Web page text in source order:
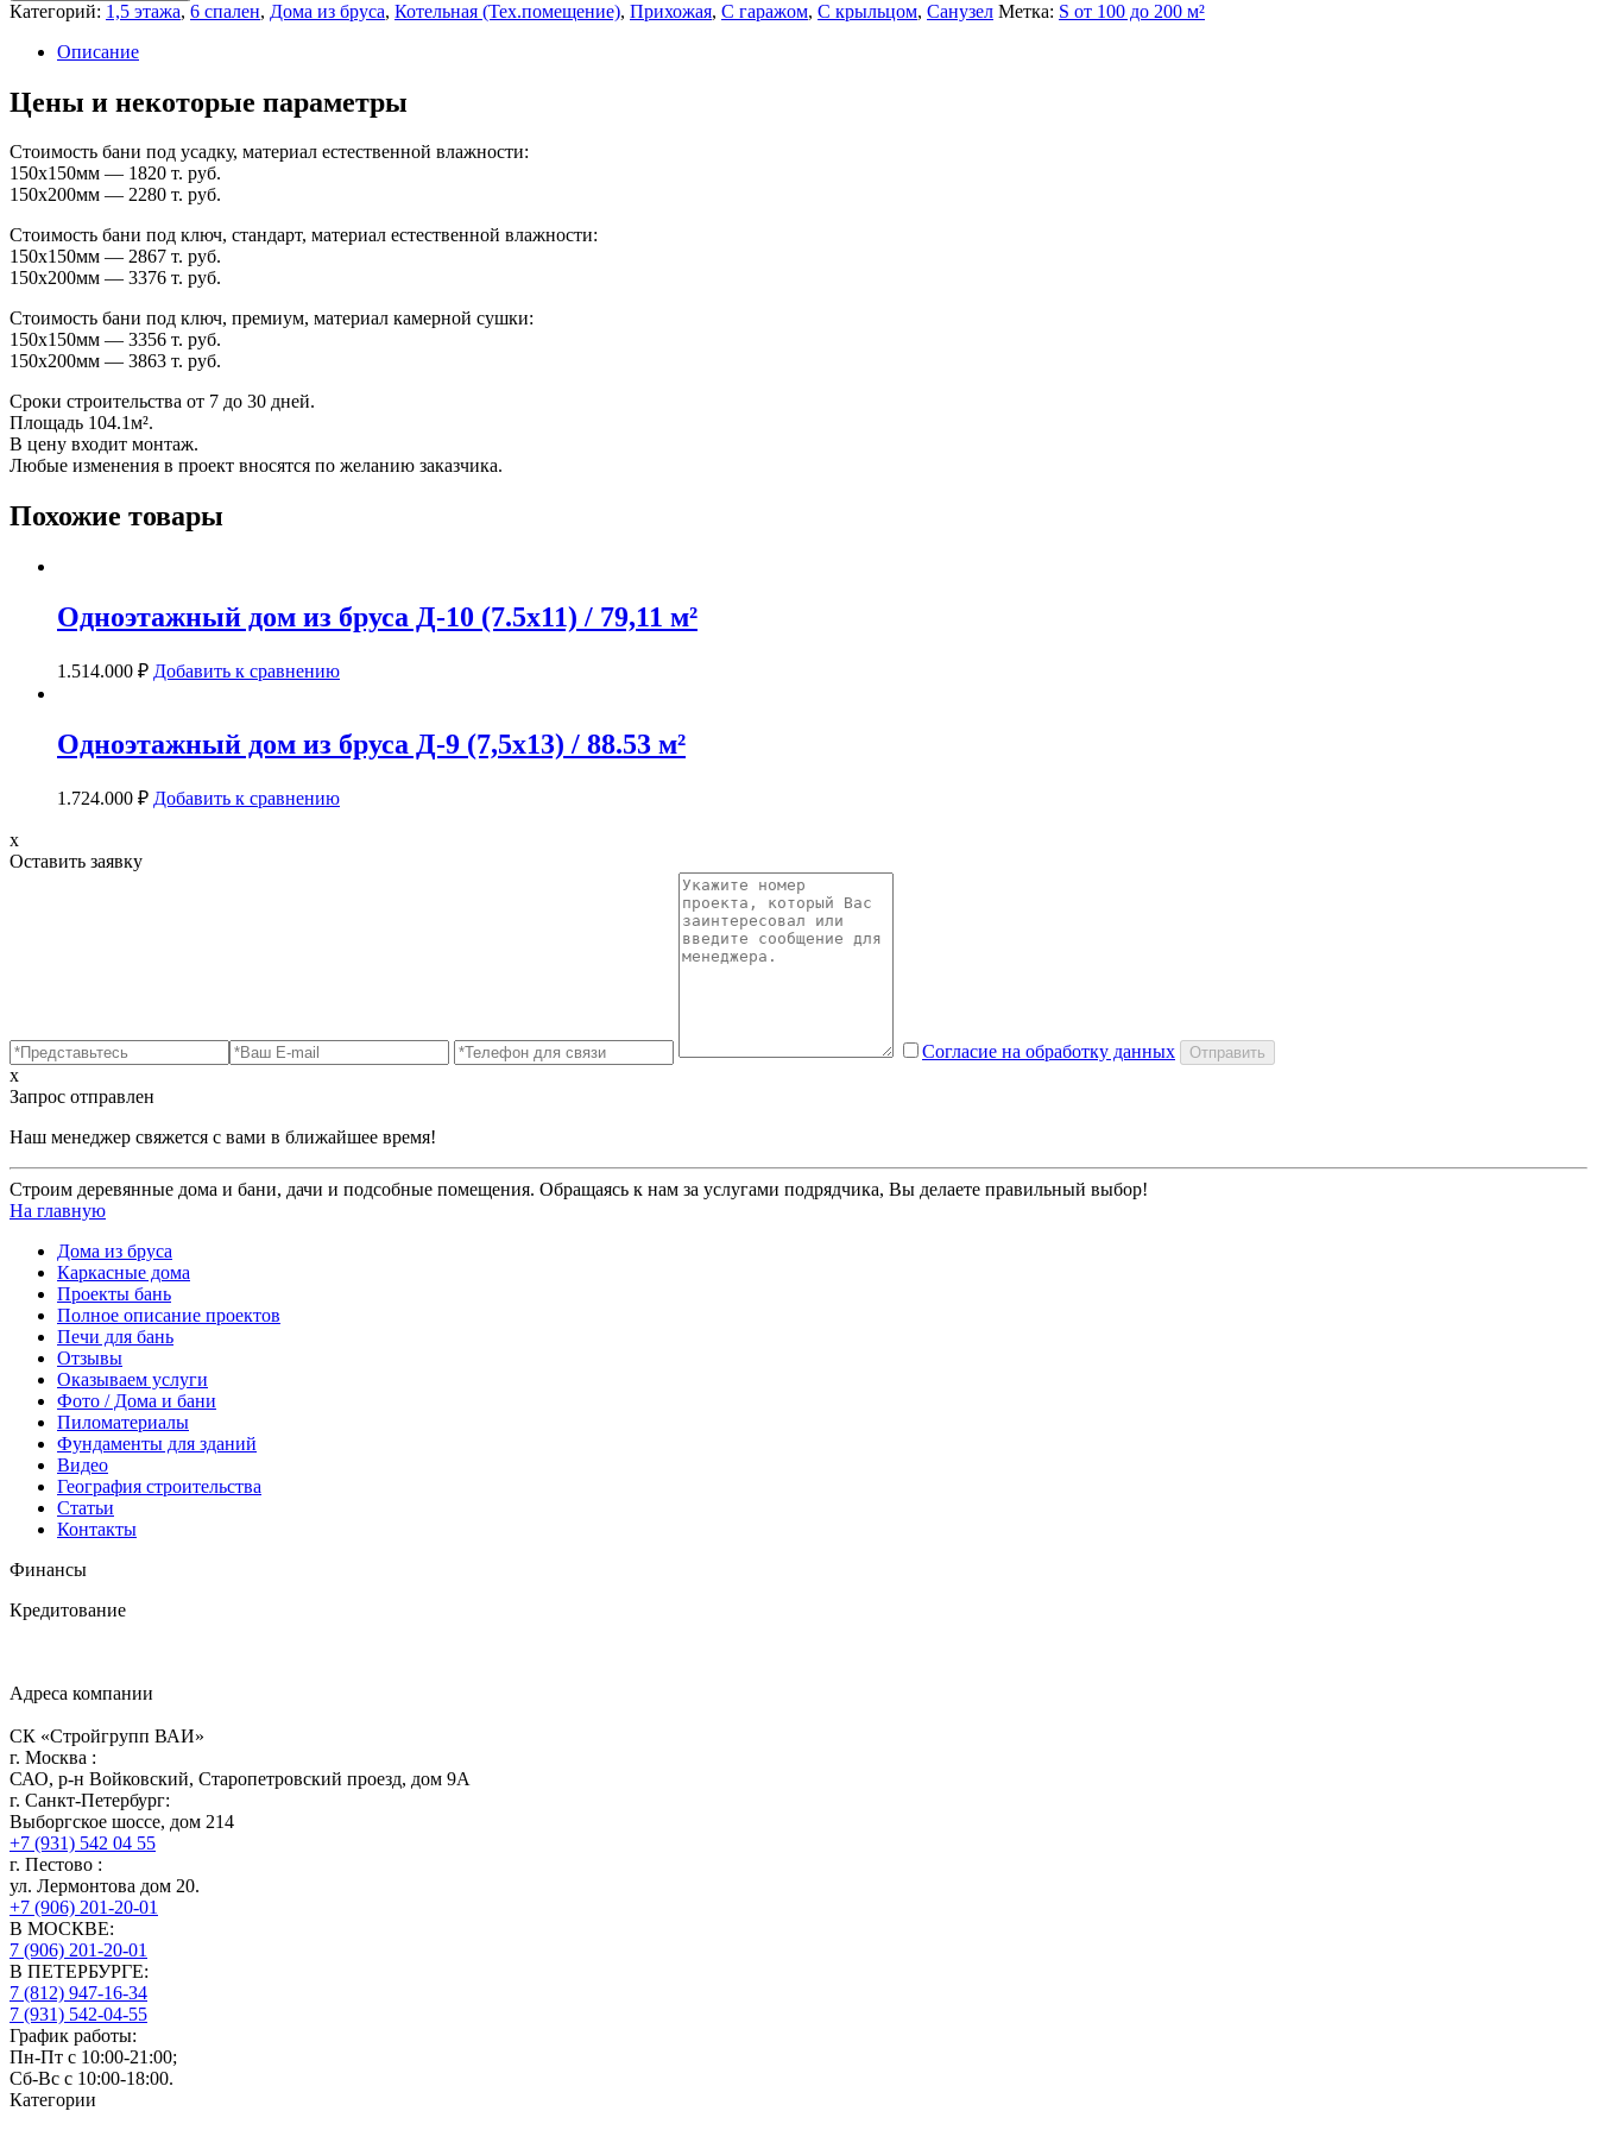
Категорий: 1,5 этажа, 6 спален, Дома из бруса, Котельная (Тех.помещение), Прихожая, С гаражом, С крыльцом, Санузел Метка: S от 100 до 200 м²
Описание
Цены и некоторые параметры
Стоимость бани под усадку, материал естественной влажности:
150х150мм — 1820 т. руб.
150х200мм — 2280 т. руб.
Стоимость бани под ключ, стандарт, материал естественной влажности:
150х150мм — 2867 т. руб.
150х200мм — 3376 т. руб.
Стоимость бани под ключ, премиум, материал камерной сушки:
150х150мм — 3356 т. руб.
150х200мм — 3863 т. руб.
Сроки строительства от 7 до 30 дней.
Площадь 104.1м².
В цену входит монтаж.
Любые изменения в проект вносятся по желанию заказчика.
Похожие товары
Одноэтажный дом из бруса Д-10 (7.5х11) / 79,11 м²
1.514.000 ₽ Добавить к сравнению
Одноэтажный дом из бруса Д-9 (7,5х13) / 88.53 м²
1.724.000 ₽ Добавить к сравнению
x
Оставить заявку
Согласие на обработку данных
x
Запрос отправлен
Наш менеджер свяжется с вами в ближайшее время!
Строим деревянные дома и бани, дачи и подсобные помещения. Обращаясь к нам за услугами подрядчика, Вы делаете правильный выбор!
На главную
Дома из бруса
Каркасные дома
Проекты бань
Полное описание проектов
Печи для бань
Отзывы
Оказываем услуги
Фото / Дома и бани
Пиломатериалы
Фундаменты для зданий
Видео
География строительства
Статьи
Контакты
Финансы
Кредитование
Адреса компании
СК «Стройгрупп ВАИ»
г. Москва :
САО, р-н Войковский, Старопетровский проезд, дом 9А
г. Санкт-Петербург:
Выборгское шоссе, дом 214
+7 (931) 542 04 55
г. Пестово :
ул. Лермонтова дом 20.
+7 (906) 201-20-01
В МОСКВЕ:
7 (906) 201-20-01
В ПЕТЕРБУРГЕ:
7 (812) 947-16-34
7 (931) 542-04-55
График работы:
Пн-Пт с 10:00-21:00;
Сб-Вс с 10:00-18:00.
Категории